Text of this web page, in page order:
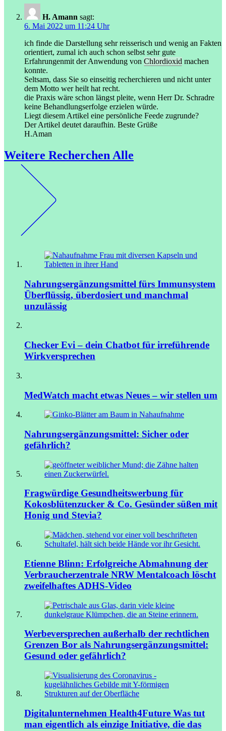
H. Amann sagt:
6. Mai 2022 um 11:24 Uhr
ich finde die Darstellung sehr reisserisch und wenig an Fakten
orientiert, zumal ich auch schon selbst sehr gute
Erfahrungenmit der Anwendung von Chlordioxid machen
konnte.
Seltsam, dass Sie so einseitig recherchieren und nicht unter
dem Motto wer heilt hat recht.
die Praxis wäre schon längst pleite, wenn Herr Dr. Schradre
keine Behandlungserfolge erzielen würde.
Liegt diesem Artikel eine persönliche Feede zugrunde?
Der Artikel deutet daraufhin. Beste Grüße
H.Aman
Weitere Recherchen Alle
Nahrungsergänzungsmittel fürs Immunsystem
Überflüssig, überdosiert und manchmal
unzulässig
Checker Evi – dein Chatbot für irreführende
Wirkversprechen
MedWatch macht etwas Neues – wir stellen um
Nahrungsergänzungsmittel: Sicher oder
gefährlich?
Fragwürdige Gesundheitswerbung für
Kokosblütenzucker & Co. Gesünder süßen mit
Honig und Stevia?
Etienne Blinn: Erfolgreiche Abmahnung der
Verbraucherzentrale NRW Mentalcoach löscht
zweifelhaftes ADHS-Video
Werbeversprechen außerhalb der rechtlichen
Grenzen Bor als Nahrungsergänzungsmittel:
Gesund oder gefährlich?
Digitalunternehmen Health4Future Was tut
man eigentlich als einzige Initiative, die das